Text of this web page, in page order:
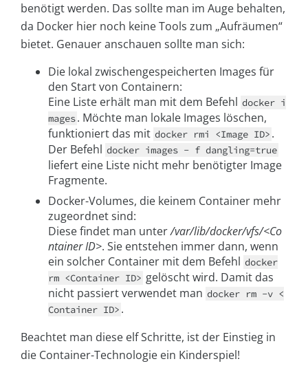
benötigt werden. Das sollte man im Auge behalten,
da Docker hier noch keine Tools zum „Aufräumen“
bietet. Genauer anschauen sollte man sich:
Die lokal zwischengespeicherten Images für
den Start von Containern:
Eine Liste erhält man mit dem Befehl docker i
mages. Möchte man lokale Images löschen,
funktioniert das mit docker rmi <Image ID> .
Der Befehl docker images - f dangling=true
liefert eine Liste nicht mehr benötigter Image
Fragmente.
Docker-Volumes, die keinem Container mehr
zugeordnet sind:
Diese findet man unter/var/lib/docker/vfs/<Co
ntainer ID>. Sie entstehen immer dann, wenn
ein solcher Container mit dem Befehl docker
rm <Container ID> gelöscht wird. Damit das
nicht passiert verwendet man docker rm -v <
Container ID> .
Beachtet man diese elf Schritte, ist der Einstieg in
die Container-Technologie ein Kinderspiel!